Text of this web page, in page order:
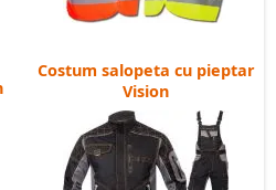
Costum salopeta cu pieptar
Vision